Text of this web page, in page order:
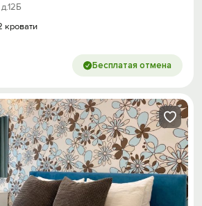
кровати
Бесплатая отмена